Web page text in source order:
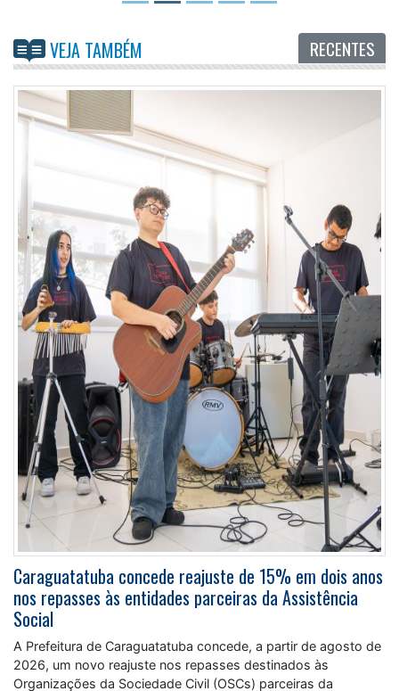
VEJA TAMBÉM RECENTES
Caraguatatuba concede reajuste de 15% em dois anos
nos repasses às entidades parceiras da Assistência
Social
A Prefeitura de Caraguatatuba concede, a partir de agosto de
2026, um novo reajuste nos repasses destinados às
Organizações da Sociedade Civil (OSCs) parceiras da